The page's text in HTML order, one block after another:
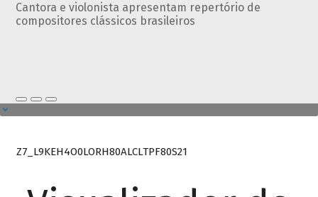
Cantora e violonista apresentam repertório de
compositores clássicos brasileiros
Z7_L9KEH4O0LORH80ALCLTPF80S21